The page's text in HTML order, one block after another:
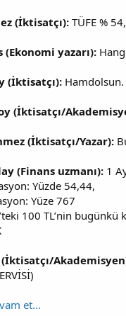
(İktisatçı):TÜFE %
(Ekonomi yazarı):
(İktisatçı): Hamdolsun.
(İktisatçı/
(İktisatçı/Yazar):
(Finans uzmanı): 1
Yüzde 54,44,
Yüze 767
100 TL’nin bugünkü
et...